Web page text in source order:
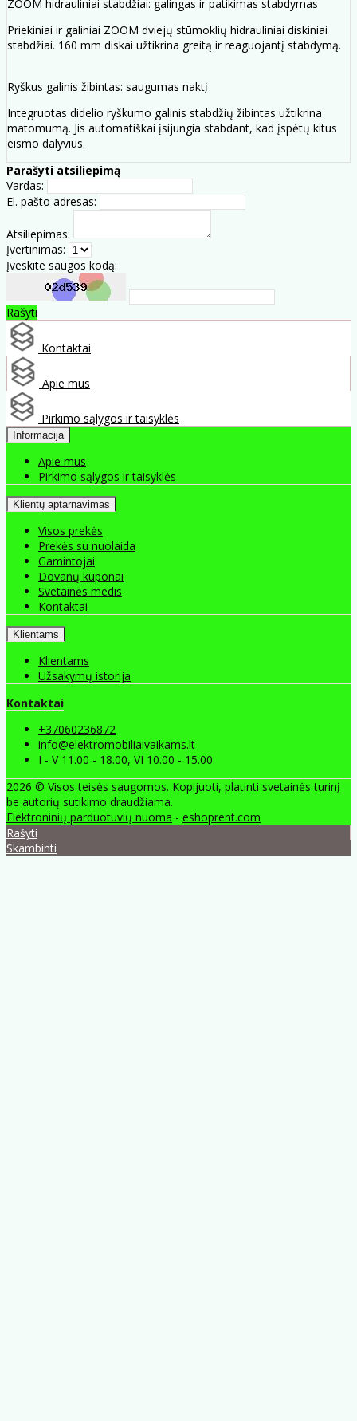
ZOOM hidrauliniai stabdžiai: galingas ir patikimas stabdymas
Priekiniai ir galiniai ZOOM dviejų stūmoklių hidrauliniai diskiniai
stabdžiai. 160 mm diskai užtikrina greitą ir reaguojantį stabdymą.
Ryškus galinis žibintas: saugumas naktį
Integruotas didelio ryškumo galinis stabdžių žibintas užtikrina
matomumą. Jis automatiškai įsijungia stabdant, kad įspėtų kitus
eismo dalyvius.
Parašyti atsiliepimą
Vardas:
El. pašto adresas:
Atsiliepimas:
Įvertinimas:
Įveskite saugos kodą:
Rašyti
Kontaktai
Apie mus
Pirkimo sąlygos ir taisyklės
Informacija
Apie mus
Pirkimo sąlygos ir taisyklės
Klientų aptarnavimas
Visos prekės
Prekės su nuolaida
Gamintojai
Dovanų kuponai
Svetainės medis
Kontaktai
Klientams
Klientams
Užsakymų istorija
Kontaktai
+37060236872
info@elektromobiliaivaikams.lt
I - V 11.00 - 18.00, VI 10.00 - 15.00
2026 © Visos teisės saugomos. Kopijuoti, platinti svetainės turinį
be autorių sutikimo draudžiama.
Elektroninių parduotuvių nuoma - eshoprent.com
Rašyti
Skambinti